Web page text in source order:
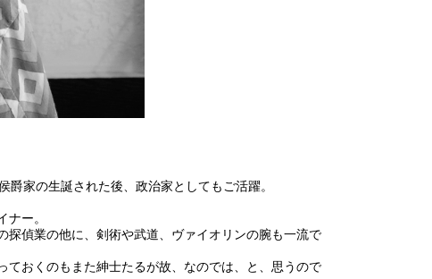
爵家の生誕された後、政治家としてもご活躍。
ナー。
探偵業の他に、剣術や武道、ヴァイオリンの腕も一流で
おくのもまた紳士たるが故、なのでは、と、思うので